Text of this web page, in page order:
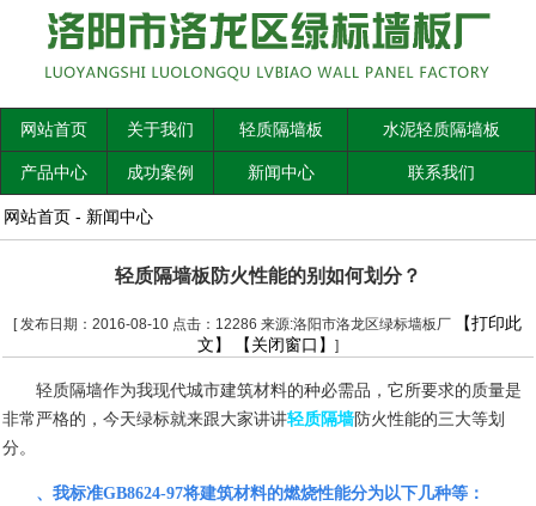
网站首页 关于我们 轻质隔墙板 水泥轻质隔墙板
产品中心 成功案例 新闻中心 联系我们
网站首页 - 新闻中心
轻质隔墙板防火性能的别如何划分？
[ 发布日期：2016-08-10 点击：12286 来源:洛阳市洛龙区绿标墙板厂
【打印此
文】
【关闭窗口】 ]
轻质隔墙作为我现代城市建筑材料的种必需品，它所要求的质量是
非常严格的，今天绿标就来跟大家讲讲轻质隔墙防火性能的三大等划
分。
、我标准GB8624-97将建筑材料的燃烧性能分为以下几种等：